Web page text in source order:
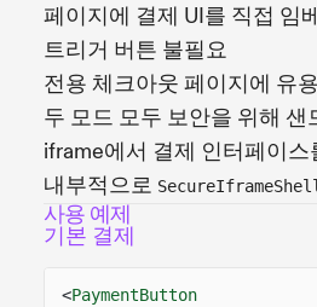
페이지에 결제 UI를 직접 임
트리거 버튼 불필요
전용 체크아웃 페이지에 유용
두 모드 모두 보안을 위해 샌
iframe에서 결제 인터페이
내부적으로
사용 예제
기본 결제
<PaymentButton